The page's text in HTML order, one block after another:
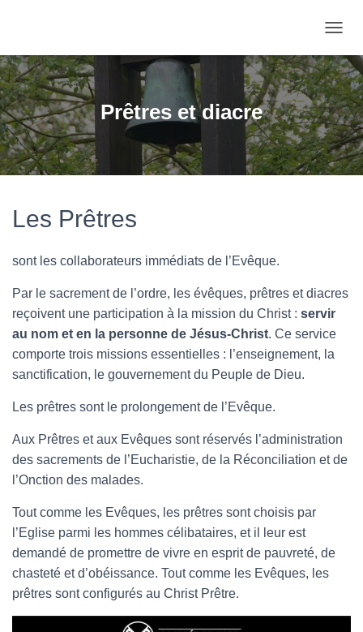
Prêtres et diacre
Les Prêtres
sont les collaborateurs immédiats de l’Evêque.
Par le sacrement de l’ordre, les évêques, prêtres et diacres
reçoivent une participation à la mission du Christ : servir
au nom et en la personne de Jésus-Christ. Ce service
comporte trois missions essentielles : l’enseignement, la
sanctification, le gouvernement du Peuple de Dieu.
Les prêtres sont le prolongement de l’Evêque.
Aux Prêtres et aux Evêques sont réservés l’administration
des sacrements de l’Eucharistie, de la Réconciliation et de
l’Onction des malades.
Tout comme les Evêques, les prêtres sont choisis par
l’Eglise parmi les hommes célibataires, et il leur est
demandé de promettre de vivre en esprit de pauvreté, de
chasteté et d’obéissance. Tout comme les Evêques, les
prêtres sont configurés au Christ Prêtre.